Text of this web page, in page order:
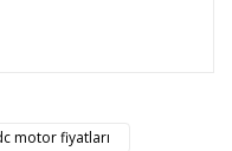
yapın!
ve diğer
öneri formunu
motor fiyatları